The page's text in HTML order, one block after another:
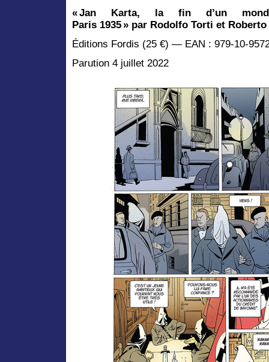
« Jan Karta, la fin d’un
Paris 1935 » par Rodolfo Torti et Roberto
Éditions Fordis (25 €) — EAN : 979-10-
Parution 4 juillet 2022